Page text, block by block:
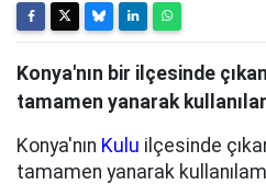
Konya'nın bir ilçesinde
tamamen yanarak
Konya'nın Kulu ilçesinde
tamamen yanarak